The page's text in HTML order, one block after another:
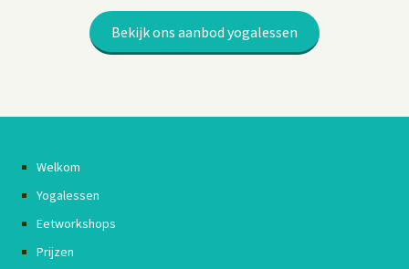
Bekijk ons aanbod yogalessen
Welkom
Yogalessen
Eetworkshops
Prijzen